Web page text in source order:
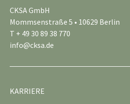
CKSA GmbH
Mommsenstraße 5 • 10629 Berlin
T + 49 30 89 38 770
info@cksa.de
KARRIERE